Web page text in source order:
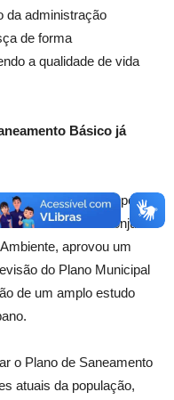
da administração
de forma
a qualidade de vida
Básico já
de Nova Venécia, por
Ambiente e em conjunto
aprovou um
do Plano Municipal
de um amplo estudo
o Plano de Saneamento
atuais da população,